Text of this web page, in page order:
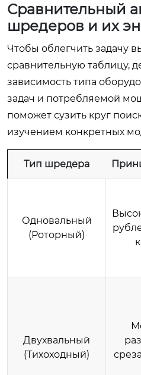
Сравнительный
шредеров и их
Чтобы облегчить задачу
сравнительную таблицу,
зависимость типа
задач и потребляемой
поможет сузить круг
изучением конкретных
Тип шредера
Одновальный
(Роторный)
Двухвальный
(Тихоходный)